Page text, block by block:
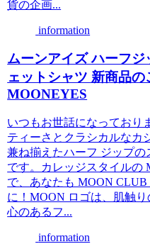
貨の企画...
information
ムーンアイズ ハーフジ
ェットシャツ 新商品の
MOONEYES
いつもお世話になっており
ティーさとクラシカルなカ
兼ね揃えたハーフ ジップの
です。カレッジスタイルの
で、あなたも MOON CLUB
に！MOON ロゴは、肌触
心のあるフ...
information